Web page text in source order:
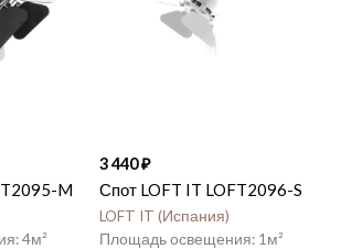
M
4
3 440
Спот LOFT IT LOFT2096-S
LOFT IT Испания
1